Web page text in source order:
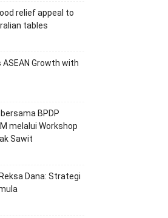
relief appeal to
tables
Growth with
BPDP
melalui Workshop
Sawit
Dana: Strategi